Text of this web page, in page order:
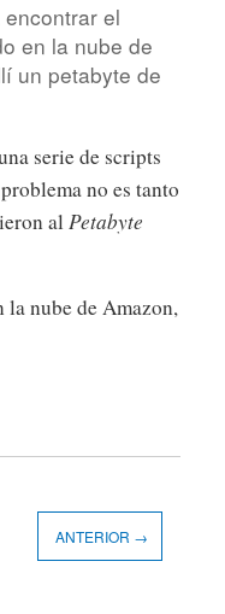
el
en la nube de
un petabyte de
serie de scripts
no es tanto
al Petabyte
la nube de Amazon,
ANTERIOR →